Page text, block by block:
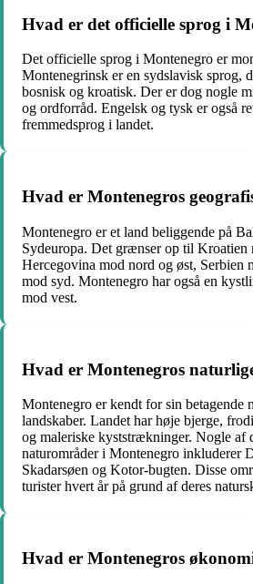
Hvad er det officielle sprog i
Det officielle sprog i Montenegro er
Montenegrinsk er en sydslavisk sprog,
bosnisk og kroatisk. Der er dog nogle
og ordforråd. Engelsk og tysk er også
fremmedsprog i landet.
Hvad er Montenegros
Montenegro er et land beliggende på
Sydeuropa. Det grænser op til Kroatien
Hercegovina mod nord og øst, Serbien
mod syd. Montenegro har også en
mod vest.
Hvad er Montenegros
Montenegro er kendt for sin betagende
landskaber. Landet har høje bjerge,
og maleriske kyststrækninger. Nogle af
naturområder i Montenegro inkluderer
Skadarsøen og Kotor-bugten. Disse
turister hvert år på grund af deres
Hvad er Montenegros